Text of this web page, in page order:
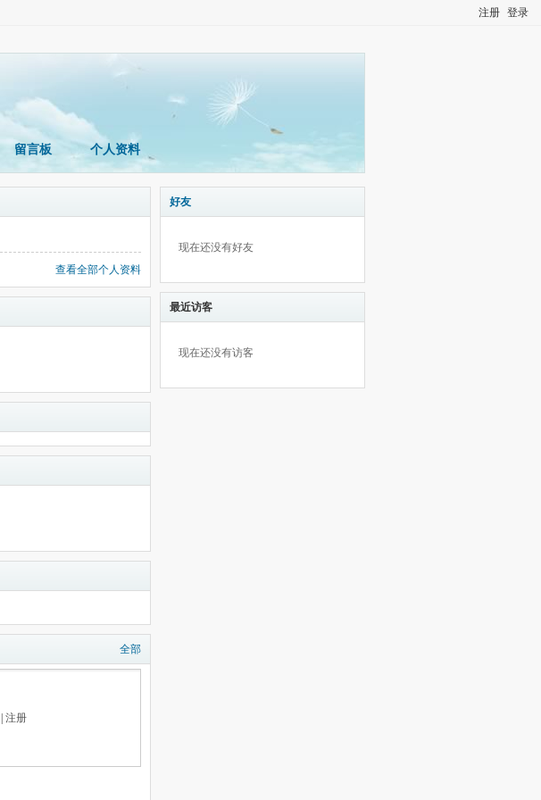
注册 登录
留言板 个人资料
查看全部个人资料
全部
注册
好友
现在还没有好友
最近访客
现在还没有访客